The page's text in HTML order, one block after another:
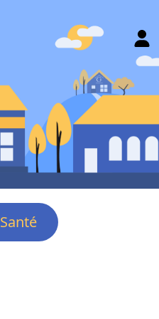
Santé